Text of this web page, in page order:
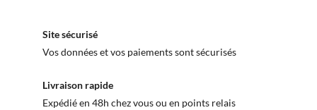
Site sécurisé
Vos données et vos paiements sont sécurisés
Livraison rapide
Expédié en 48h chez vous ou en points relais